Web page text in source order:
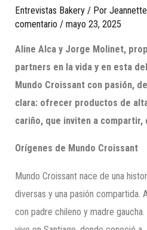
Entrevistas Bakery / Por
comentario /mayo 23, 2025
Aline Alca y Jorge Molinet,
partners en la vida y en esta
Mundo Croissant con pasión,
clara: ofrecer productos de
cariño, que inviten a
Orígenes de Mundo Croissant
Mundo Croissant nace de una
diversas y una pasión compartida.
con padre chileno y madre